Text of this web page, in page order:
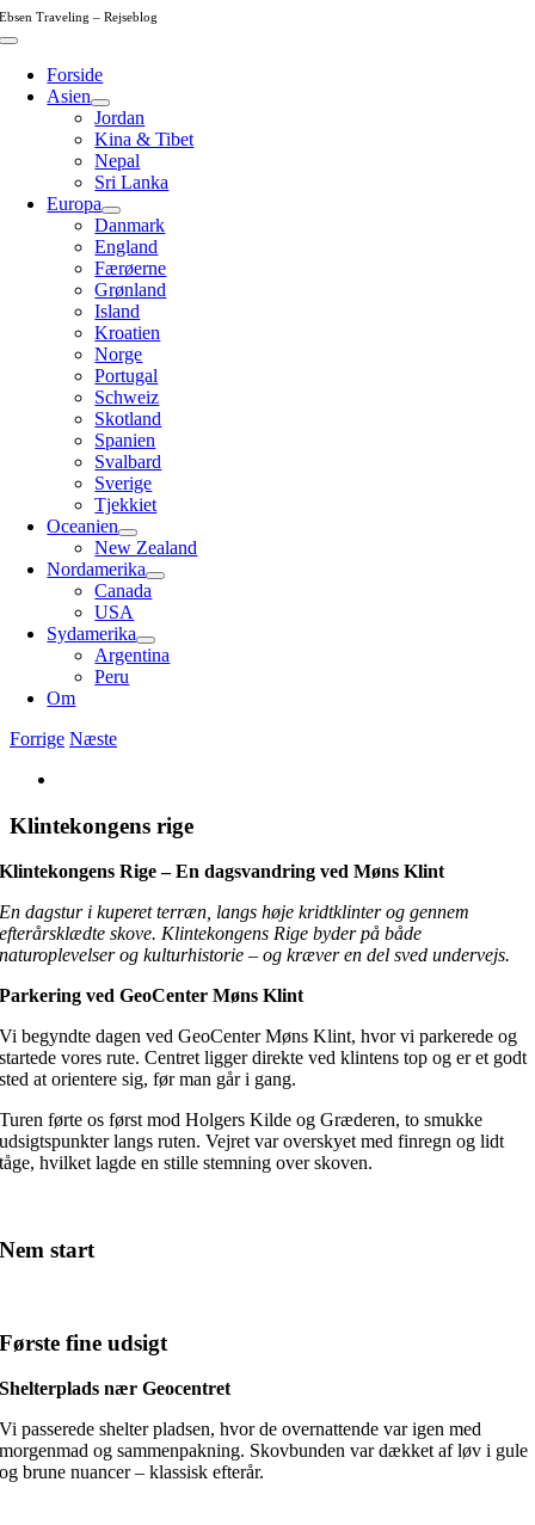
Skip
to
Ebsen Traveling – Rejseblog
Toggle
NavigationForside
Asien
Jordan
Kina & Tibet
Nepal
Sri Lanka
Europa
Danmark
England
Færøerne
Grønland
Island
Kroatien
Norge
Portugal
Schweiz
Skotland
Spanien
Svalbard
Sverige
Tjekkiet
Oceanien
New Zealand
Nordamerika
Canada
USA
Sydamerika
Argentina
Peru
Om
Forrige Næste
billede
Klintekongens rige
Klintekongens Rige – En dagsvandring ved Møns Klint
En dagstur i kuperet terræn, langs høje kridtklinter og gennem
efterårsklædte skove. Klintekongens Rige byder på både
naturoplevelser og kulturhistorie – og kræver en del sved undervejs.
Parkering ved GeoCenter Møns Klint
Vi begyndte dagen ved GeoCenter Møns Klint, hvor vi parkerede og
startede vores rute. Centret ligger direkte ved klintens top og er et godt
sted at orientere sig, før man går i gang.
Turen førte os først mod Holgers Kilde og Græderen, to smukke
udsigtspunkter langs ruten. Vejret var overskyet med finregn og lidt
tåge, hvilket lagde en stille stemning over skoven.
Nem start
Første fine udsigt
Shelterplads nær Geocentret
Vi passerede shelter pladsen, hvor de overnattende var igen med
morgenmad og sammenpakning. Skovbunden var dækket af løv i gule
og brune nuancer – klassisk efterår.